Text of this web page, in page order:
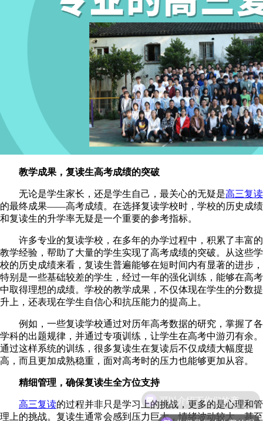
教学成果，复读生高考成绩的突破
无论是学生家长，还是学生自己，最关心的无疑是高三复读
的最终成果——高考成绩。在选择复读学校时，学校的历史成绩
和复读生的升学率无疑是一个重要的参考指标。
许多专业的复读学校，在多年的办学过程中，积累了丰富的
教学经验，帮助了大量的学生实现了高考成绩的突破。从这些学
校的历史成绩来看，复读生普遍能够在短时间内有显著的进步，
特别是一些基础较差的学生，经过一年的强化训练，能够在高考
中取得理想的成绩。学校的教学成果，不仅体现在学生的分数提
升上，还表现在学生自信心和抗压能力的提高上。
例如，一些复读学校通过对历年高考数据的研究，掌握了各
学科的出题规律，并通过专项训练，让学生在高考中游刃有余。
通过这样系统的训练，很多复读生在复读后不仅成绩大幅度提
高，而且更加成熟稳重，面对高考时的压力也能够更加从容。
精细管理，确保复读生全方位支持
高三复读的过程并非只是学习上的挑战，更多的是心理和管
理上的挑战。复读生通常会感到压力巨大，情绪波动较大，甚至